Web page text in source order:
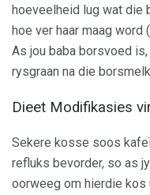
hoeveelheid lug wat die
hoe ver haar maag
As jou baba borsvoed
rysgraan na die
Dieet Modifikasies
Sekere kosse soos
refluks bevorder, so as
oorweeg om hierdie kos